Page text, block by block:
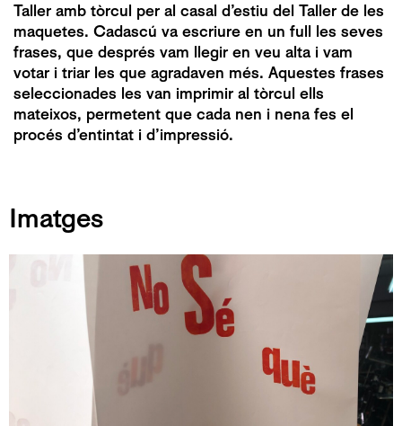
Taller amb tòrcul per al casal d’estiu del Taller de les
maquetes. Cadascú va escriure en un full les seves
frases, que després vam llegir en veu alta i vam
votar i triar les que agradaven més. Aquestes frases
seleccionades les van imprimir al tòrcul ells
mateixos, permetent que cada nen i nena fes el
procés d’entintat i d’impressió.
Imatges